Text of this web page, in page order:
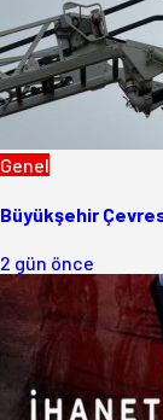
Genel
Büyükşehir
2 gün önce